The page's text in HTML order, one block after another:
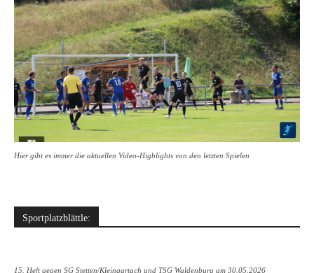
Hier gibt es immer die aktuellen Video-Highlights von den letzten Spielen
Sportplatzblättle:
15. Heft gegen SG Stetten/Kleingartach und TSG Waldenburg am 30.05.2026